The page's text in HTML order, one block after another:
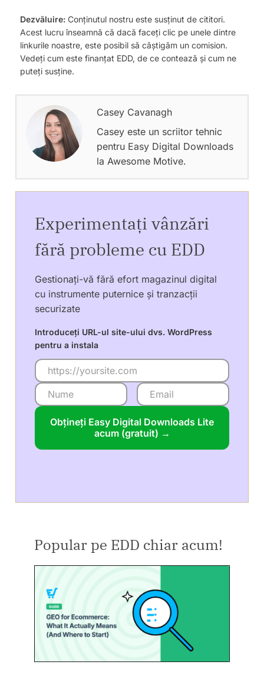
Dezvăluire: Conținutul nostru este susținut de cititori.
Acest lucru înseamnă că dacă faceți clic pe unele dintre
linkurile noastre, este posibil să câștigăm un comision.
Vedeți cum este finanțat EDD, de ce contează și cum ne
puteți susține.
Casey Cavanagh
Casey este un scriitor tehnic
pentru Easy Digital Downloads
la Awesome Motive.
Experimentați vânzări
fără probleme cu EDD
Gestionați-vă fără efort magazinul digital
cu instrumente puternice și tranzacții
securizate
Introduceți URL-ul site-ului dvs. WordPress
pentru a instala
Obțineți Easy Digital Downloads Lite
acum (gratuit) →
Popular pe EDD chiar acum!